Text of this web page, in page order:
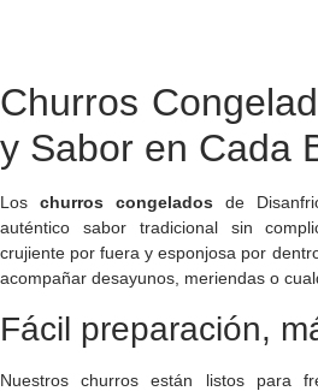
Churros
y Sabor en Cada
Los churros congelados de
auténtico sabor tradicional sin
crujiente por fuera y esponjosa por
acompañar desayunos, meriendas o
Fácil preparación,
Nuestros churros están listos para